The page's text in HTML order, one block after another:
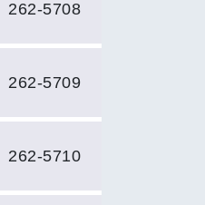
262-5708
262-5709
262-5710